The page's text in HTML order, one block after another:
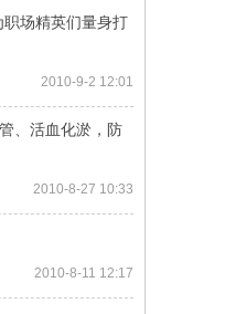
场精英们量身打
2010-9-2 12:01
、活血化淤，防
2010-8-27 10:33
2010-8-11 12:17